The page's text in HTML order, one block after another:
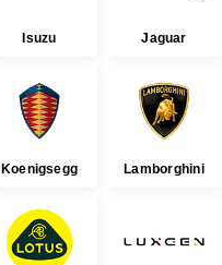
Isuzu Jaguar
Koenigsegg Lamborghini